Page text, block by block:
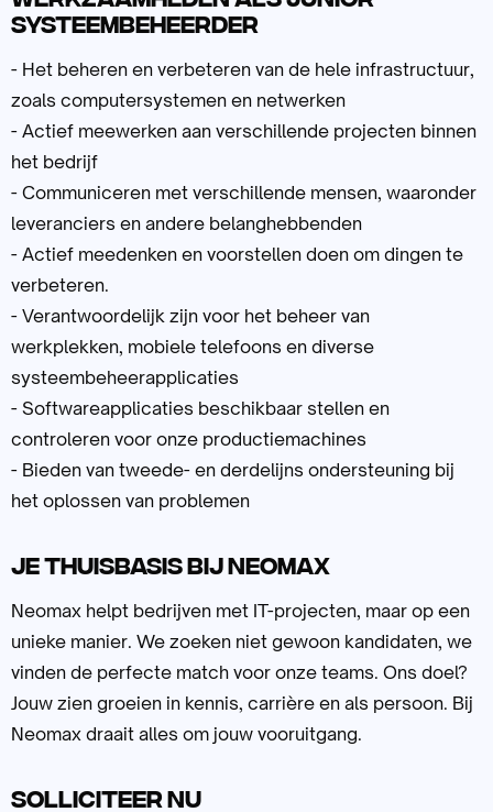
Systeembeheerder
- Het beheren en verbeteren van de hele infrastructuur,
zoals computersystemen en netwerken
- Actief meewerken aan verschillende projecten binnen
het bedrijf
- Communiceren met verschillende mensen, waaronder
leveranciers en andere belanghebbenden
- Actief meedenken en voorstellen doen om dingen te
verbeteren.
- Verantwoordelijk zijn voor het beheer van
werkplekken, mobiele telefoons en diverse
systeembeheerapplicaties
- Softwareapplicaties beschikbaar stellen en
controleren voor onze productiemachines
- Bieden van tweede- en derdelijns ondersteuning bij
het oplossen van problemen
Je thuisbasis bij neomax
Neomax helpt bedrijven met IT-projecten, maar op een
unieke manier. We zoeken niet gewoon kandidaten, we
vinden de perfecte match voor onze teams. Ons doel?
Jouw zien groeien in kennis, carrière en als persoon. Bij
Neomax draait alles om jouw vooruitgang.
Solliciteer nu